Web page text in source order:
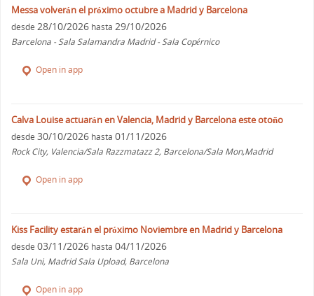
Messa volverán el próximo octubre a Madrid y Barcelona
desde 28/10/2026 hasta 29/10/2026
Barcelona - Sala Salamandra Madrid - Sala Copérnico
Open in app
Calva Louise actuarán en Valencia, Madrid y Barcelona este otoño
desde 30/10/2026 hasta 01/11/2026
Rock City, Valencia/Sala Razzmatazz 2, Barcelona/Sala Mon,Madrid
Open in app
Kiss Facility estarán el próximo Noviembre en Madrid y Barcelona
desde 03/11/2026 hasta 04/11/2026
Sala Uni, Madrid Sala Upload, Barcelona
Open in app